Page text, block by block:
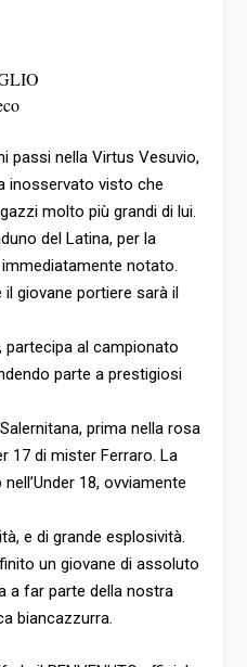
passi nella Virtus Vesuvio,
inosservato visto che
molto più grandi di lui.
del Latina, per la
immediatamente notato.
giovane portiere sarà il
partecipa al campionato
parte a prestigiosi
prima nella rosa
17 di mister Ferraro. La
18, ovviamente
e di grande esplosività.
un giovane di assoluto
a far parte della nostra
biancazzurra.